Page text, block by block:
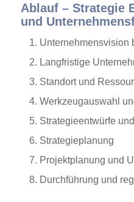
Ablauf – Strategie
und
Unternehmensvision
Langfristige
Standort und
Werkzeugauswahl
Strategieentwürfe
Strategieplanung
Projektplanung und
Durchführung und